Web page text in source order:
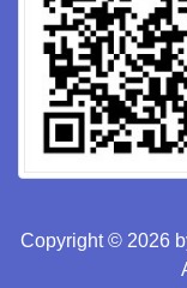
Copyright © 2026